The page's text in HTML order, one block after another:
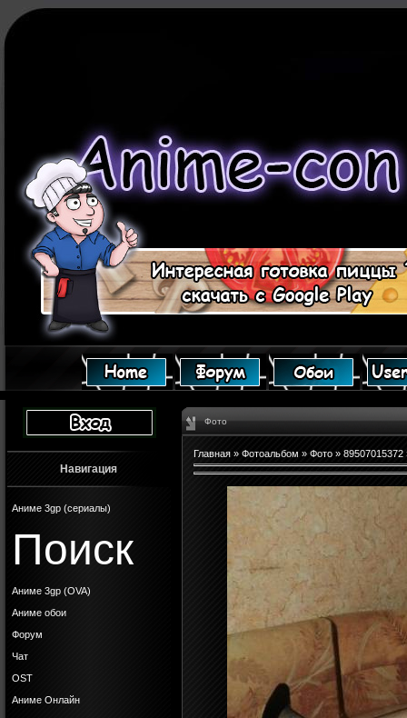
Навигация
Аниме 3gp (сериалы)
Поиск
Аниме 3gp (OVA)
Аниме обои
Форум
Чат
OST
Аниме Онлайн
Фото
Главная » Фотоальбом » Фото » 89507015372